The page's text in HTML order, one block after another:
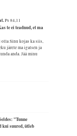
Ps 84,11
te ei teadnud, et ma
olla Sinu kojas ka siis,
järele ma igatsen ja
anda. Jää minu
"Tunne
kui suured, ütleb